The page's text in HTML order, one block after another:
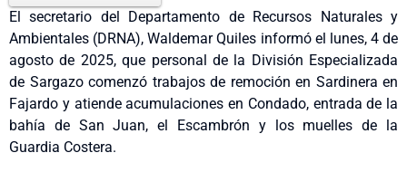
El secretario del Departamento de Recursos Naturales y
Ambientales (DRNA), Waldemar Quiles informó el lunes, 4 de
agosto de 2025, que personal de la División Especializada
de Sargazo comenzó trabajos de remoción en Sardinera en
Fajardo y atiende acumulaciones en Condado, entrada de la
bahía de San Juan, el Escambrón y los muelles de la
Guardia Costera.